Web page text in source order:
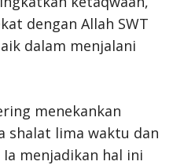
dengan Allah SWT
dalam menjalani
menekankan
shalat lima waktu dan
menjadikan hal ini